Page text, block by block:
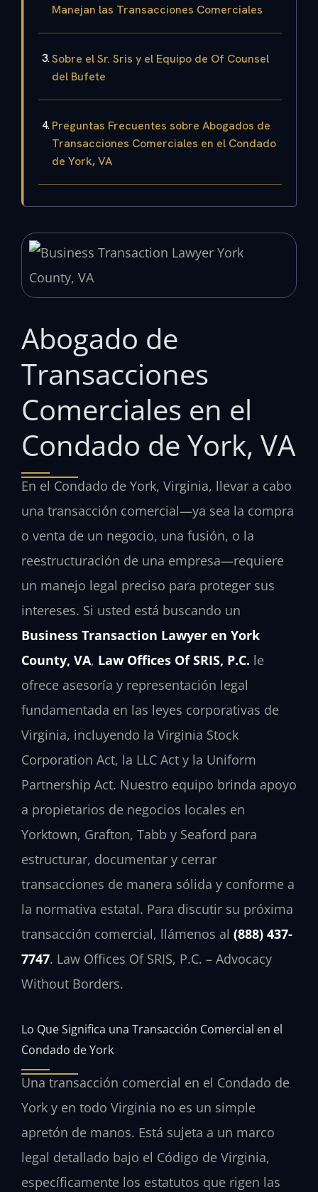
Manejan las Transacciones Comerciales
Sobre el Sr. Sris y el Equipo de Of Counsel
del Bufete
Preguntas Frecuentes sobre Abogados de
Transacciones Comerciales en el Condado
de York, VA
Abogado de
Transacciones
Comerciales en el
Condado de York, VA
En el Condado de York, Virginia, llevar a cabo
una transacción comercial—ya sea la compra
o venta de un negocio, una fusión, o la
reestructuración de una empresa—requiere
un manejo legal preciso para proteger sus
intereses. Si usted está buscando un
Business Transaction Lawyer en York
County, VA, Law Offices Of SRIS, P.C. le
ofrece asesoría y representación legal
fundamentada en las leyes corporativas de
Virginia, incluyendo la Virginia Stock
Corporation Act, la LLC Act y la Uniform
Partnership Act. Nuestro equipo brinda apoyo
a propietarios de negocios locales en
Yorktown, Grafton, Tabb y Seaford para
estructurar, documentar y cerrar
transacciones de manera sólida y conforme a
la normativa estatal. Para discutir su próxima
transacción comercial, llámenos al (888) 437-
7747. Law Offices Of SRIS, P.C. – Advocacy
Without Borders.
Lo Que Significa una Transacción Comercial en el
Condado de York
Una transacción comercial en el Condado de
York y en todo Virginia no es un simple
apretón de manos. Está sujeta a un marco
legal detallado bajo el Código de Virginia,
específicamente los estatutos que rigen las